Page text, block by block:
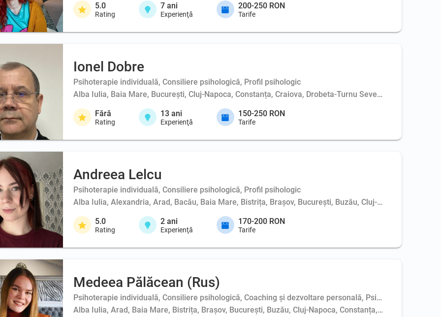
5.0
Rating
7 ani
Experienţă
200-250 RON
Tarife
Ionel Dobre
Psihoterapie individuală, Consiliere psihologică, Profil psihologic
Alba Iulia, Baia Mare, București, Cluj-Napoca, Constanța, Craiova, Drobeta-Turnu Severin, Iași,
Fără
Rating
13 ani
Experienţă
150-250 RON
Tarife
Andreea Lelcu
Psihoterapie individuală, Consiliere psihologică, Profil psihologic
Alba Iulia, Alexandria, Arad, Bacău, Baia Mare, Bistrița, Brașov, București, Buzău, Cluj-Napoca,
5.0
Rating
2 ani
Experienţă
170-200 RON
Tarife
Medeea Pălăcean (Rus)
Psihoterapie individuală, Consiliere psihologică, Coaching şi dezvoltare personală, Psihoterapie de
Alba Iulia, Arad, Baia Mare, Bistrița, Brașov, București, Buzău, Cluj-Napoca, Constanța, Dej,